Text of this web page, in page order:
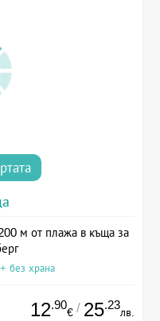
м от плажа в къща за
без храна
12.90
€ / 25.23
лв.